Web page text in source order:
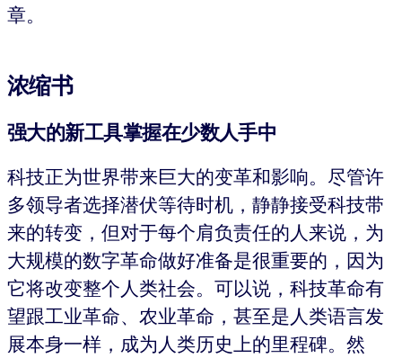
章。
浓缩书
强大的新工具掌握在少数人手中
科技正为世界带来巨大的变革和影响。尽管许
多领导者选择潜伏等待时机，静静接受科技带
来的转变，但对于每个肩负责任的人来说，为
大规模的数字革命做好准备是很重要的，因为
它将改变整个人类社会。可以说，科技革命有
望跟工业革命、农业革命，甚至是人类语言发
展本身一样，成为人类历史上的里程碑。然